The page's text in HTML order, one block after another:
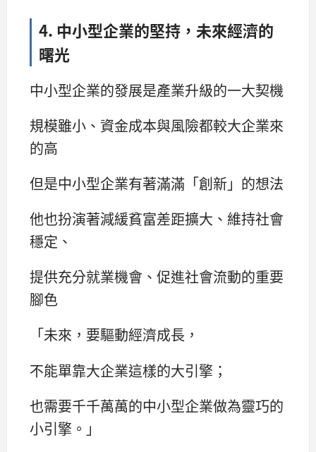
4. 中小型企業的堅持，未來經濟的
曙光
中小型企業的發展是產業升級的一大契機
規模雖小、資金成本與風險都較大企業來
的高
但是中小型企業有著滿滿「創新」的想法
他也扮演著減緩貧富差距擴大、維持社會
穩定、
提供充分就業機會、促進社會流動的重要
腳色
「未來，要驅動經濟成長，
不能單靠大企業這樣的大引擎；
也需要千千萬萬的中小型企業做為靈巧的
小引擎。」